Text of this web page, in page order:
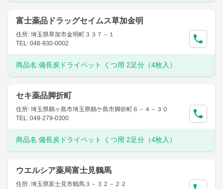
富士薬品ドラッグセイムス草加金明
住所: 埼玉県草加市金明町３３７－１
TEL: 048-930-0002
商品名:備長炭ドライペット くつ用 2足分（4枚入）
セキ薬品脚折町
住所: 埼玉県鶴ヶ島市埼玉県鶴ケ島市脚折町６－４－３０
TEL: 049-279-0300
商品名:備長炭ドライペット くつ用 2足分（4枚入）
ウエルシア薬局富士見鶴馬
住所: 埼玉県富士見市鶴馬３－３２－２２